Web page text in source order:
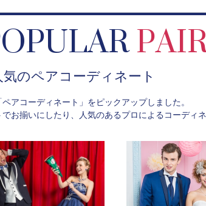
のペアコーディネート
アコーディネート」をピックアップしました。
お揃いにしたり、人気のあるプロによるコーディネ